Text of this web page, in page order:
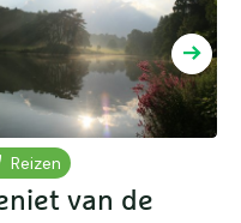
Reizen
van de